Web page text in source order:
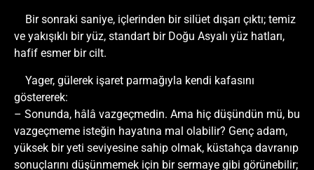
Bir sonraki saniye, içlerinden bir silüet dışarı çıktı; temiz
ve yakışıklı bir yüz, standart bir Doğu Asyalı yüz hatları,
hafif esmer bir cilt.
Yager, gülerek işaret parmağıyla kendi kafasını
göstererek:
– Sonunda, hâlâ vazgeçmedin. Ama hiç düşündün mü, bu
vazgeçmeme isteğin hayatına mal olabilir? Genç adam,
yüksek bir yeti seviyesine sahip olmak, küstahça davranıp
sonuçlarını düşünmemek için bir sermaye gibi görünebilir;